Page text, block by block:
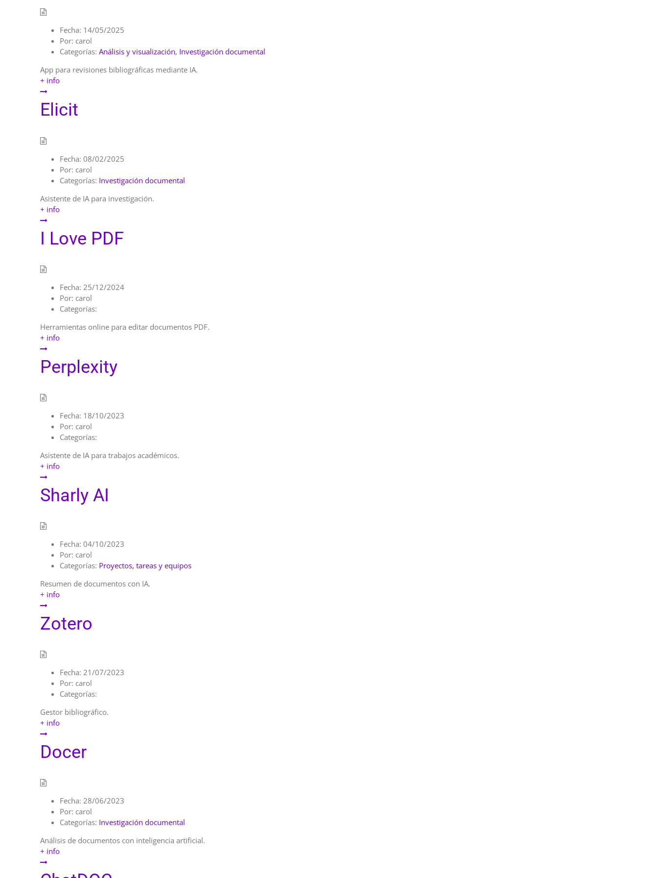
Fecha: 14/05/2025
Por: carol
Categorías: Análisis y visualización, Investigación documental
App para revisiones bibliográficas mediante IA.
+ info
Elicit
Fecha: 08/02/2025
Por: carol
Categorías: Investigación documental
Asistente de IA para investigación.
+ info
I Love PDF
Fecha: 25/12/2024
Por: carol
Categorías:
Herramientas online para editar documentos PDF.
+ info
Perplexity
Fecha: 18/10/2023
Por: carol
Categorías:
Asistente de IA para trabajos académicos.
+ info
Sharly AI
Fecha: 04/10/2023
Por: carol
Categorías: Proyectos, tareas y equipos
Resumen de documentos con IA.
+ info
Zotero
Fecha: 21/07/2023
Por: carol
Categorías:
Gestor bibliográfico.
+ info
Docer
Fecha: 28/06/2023
Por: carol
Categorías: Investigación documental
Análisis de documentos con inteligencia artificial.
+ info